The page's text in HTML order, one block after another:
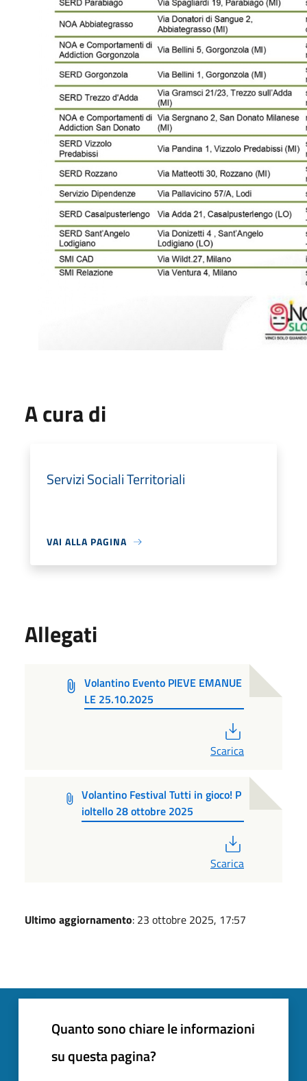
A cura di
Servizi Sociali Territoriali
VAI ALLA PAGINA
Allegati
Volantino Evento PIEVE EMANUE
LE 25.10.2025
Scarica
Volantino Festival Tutti in gioco! P
ioltello 28 ottobre 2025
Scarica
Ultimo aggiornamento: 23 ottobre 2025, 17:57
Quanto sono chiare le informazioni
su questa pagina?